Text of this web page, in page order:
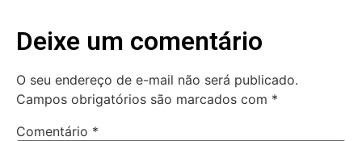
Deixe um comentário
O seu endereço de e-mail não será publicado.
Campos obrigatórios são marcados com *
Comentário *